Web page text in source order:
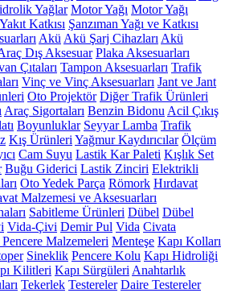
Yağlar Motor Yağı Motor Yağı
Yakıt Katkısı Şanzıman Yağı ve Katkısı
Akü Akü Şarj Cihazları Akü
Dış Aksesuar Plaka Aksesuarları
Çıtaları Tampon Aksesuarları Trafik
Vinç ve Vinç Aksesuarları Jant ve Jant
Oto Projektör Diğer Trafik Ürünleri
Araç Sigortaları Benzin Bidonu Acil Çıkış
Boyunluklar Seyyar Lamba Trafik
Kış Ürünleri Yağmur Kaydırıcılar Ölçüm
Cam Suyu Lastik Kar Paleti Kışlık Set
Buğu Giderici Lastik Zinciri Elektrikli
Oto Yedek Parça Römork Hırdavat
Malzemesi ve Aksesuarları
Sabitleme Ürünleri Dübel Dübel
Vida-Çivi Demir Pul Vida Civata
Malzemeleri Menteşe Kapı Kolları
Sineklik Pencere Kolu Kapı Hidroliği
Kilitleri Kapı Sürgüleri Anahtarlık
Tekerlek Testereler Daire Testereler